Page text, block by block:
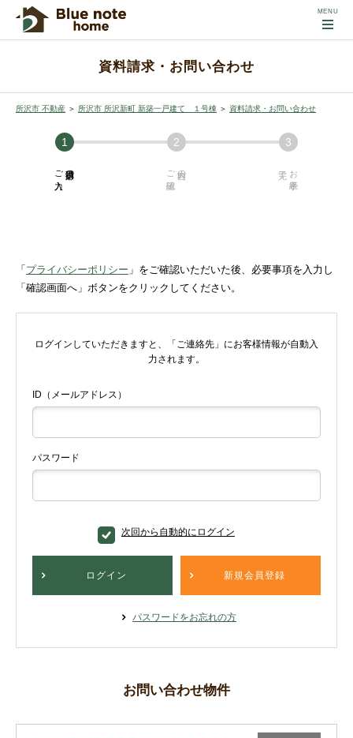
資料請求・お問い合わせ
所沢市 不動産 ＞ 所沢市 所沢新町 新築一戸建て １号棟 ＞ 資料請求・お問い合わせ
必須項目の
ご入力 内容の
ご確認 お手続き
「 プライバシーポリシー 」をご確認いただいた後、必要事項を入力し
「確認画面へ」ボタンをクリックしてください。
ログインしていただきますと、「ご連絡先」にお客様情報が自動入
力されます。
ID（メールアドレス）
パスワード
次回から自動的にログイン
ログイン 新規会員登録
パスワードをお忘れの方
お問い合わせ物件